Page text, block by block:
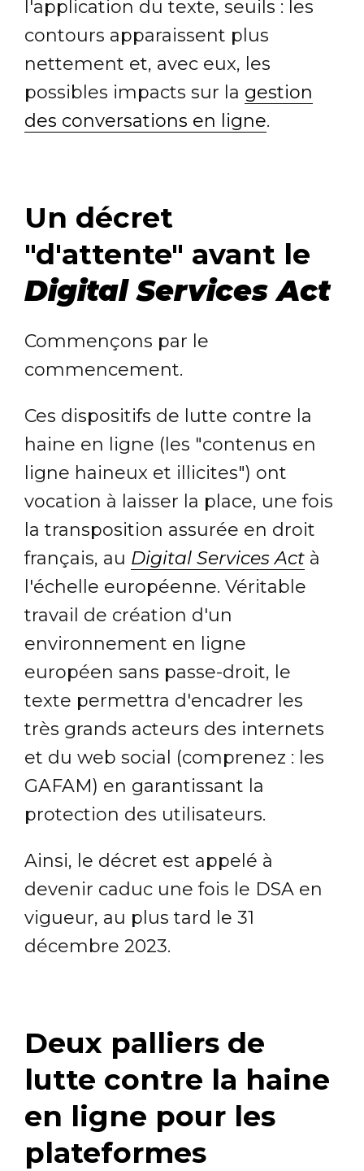
l'application du texte, seuils : les
contours apparaissent plus
nettement et, avec eux, les
possibles impacts sur la gestion
des conversations en ligne.
Un décret
"d'attente" avant le
Digital Services Act
Commençons par le
commencement.
Ces dispositifs de lutte contre la
haine en ligne (les "contenus en
ligne haineux et illicites") ont
vocation à laisser la place, une fois
la transposition assurée en droit
français, au Digital Services Act à
l'échelle européenne. Véritable
travail de création d'un
environnement en ligne
européen sans passe-droit, le
texte permettra d'encadrer les
très grands acteurs des internets
et du web social (comprenez : les
GAFAM) en garantissant la
protection des utilisateurs.
Ainsi, le décret est appelé à
devenir caduc une fois le DSA en
vigueur, au plus tard le 31
décembre 2023.
Deux palliers de
lutte contre la haine
en ligne pour les
plateformes